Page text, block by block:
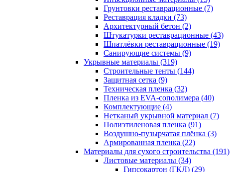
Грунтовки реставрационные (7)
Реставрация кладки (73)
Архитектурный бетон (2)
Штукатурки реставрационные (43)
Шпатлёвки реставрационные (19)
Санирующие системы (9)
Укрывные материалы (319)
Строительные тенты (144)
Защитная сетка (9)
Техническая пленка (32)
Пленка из EVA-сополимера (40)
Комплектующие (4)
Нетканый укрывной материал (7)
Полиэтиленовая пленка (91)
Воздушно-пузырчатая плёнка (3)
Армированная пленка (22)
Материалы для сухого строительства (191)
Листовые материалы (34)
Гипсокартон (ГКЛ) (29)